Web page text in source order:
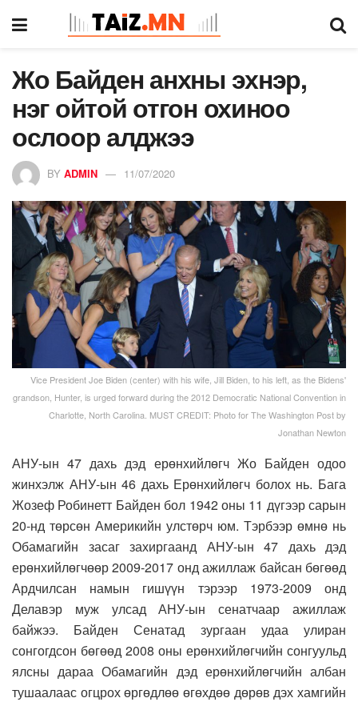
Жо Байден анхны эхнэр,
нэг ойтой отгон охиноо
ослоор алджээ
BY ADMIN 11/07/2020
Vice President Joe Biden (center) with his wife, Jill Biden, to his left, as the Bidens'
grandson, Hunter, is urged forward during the 2012 Democratic National Convention in
Charlotte, North Carolina. MUST CREDIT: Photo for The Washington Post by
Jonathan Newton
АНУ-ын 47 дахь дэд ерөнхийлөгч Жо Байден одоо
жинхэлж АНУ-ын 46 дахь Ерөнхийлөгч болох нь. Бага
Жозеф Робинетт Байден бол 1942 оны 11 дүгээр сарын
20-нд төрсөн Америкийн улстөрч юм. Тэрбээр өмнө нь
Обамагийн засаг захиргаанд АНУ-ын 47 дахь дэд
ерөнхийлөгчөөр 2009-2017 онд ажиллаж байсан бөгөөд
Ардчилсан намын гишүүн тэрээр 1973-2009 онд
Делавэр муж улсад АНУ-ын сенатчаар ажиллаж
байжээ. Байден Сенатад зургаан удаа улиран
сонгогдсон бөгөөд 2008 оны ерөнхийлөгчийн сонгуульд
ялсны дараа Обамагийн дэд ерөнхийлөгчийн албан
тушаалаас огцрох өргөдлөө өгөхдөө дөрөв дэх хамгийн